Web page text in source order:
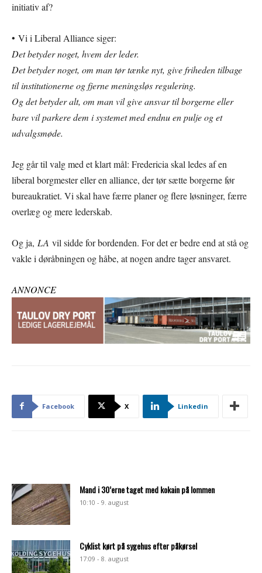
initiativ af?
• Vi i Liberal Alliance siger:
Det betyder noget, hvem der leder.
Det betyder noget, om man tør tænke nyt, give friheden tilbage
til institutionerne og fjerne meningsløs regulering.
Og det betyder alt, om man vil give ansvar til borgerne eller
bare vil parkere dem i systemet med endnu en pulje og et
udvalgsmøde.
Jeg går til valg med et klart mål: Fredericia skal ledes af en
liberal borgmester eller en alliance, der tør sætte borgerne før
bureaukratiet. Vi skal have færre planer og flere løsninger, færre
overlæg og mere lederskab.
Og ja, LA vil sidde for bordenden. For det er bedre end at stå og
vakle i døråbningen og håbe, at nogen andre tager ansvaret.
ANNONCE
Facebook X Linkedin
Mand i 30’erne taget med kokain på lommen
10:10 - 9. august
Cyklist kørt på sygehus efter påkørsel
17:09 - 8. august